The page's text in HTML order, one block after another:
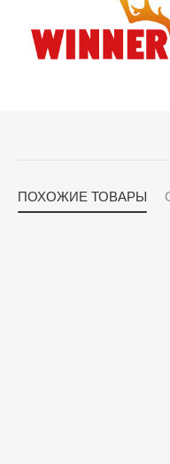
ПОХОЖИЕ ТОВАРЫ